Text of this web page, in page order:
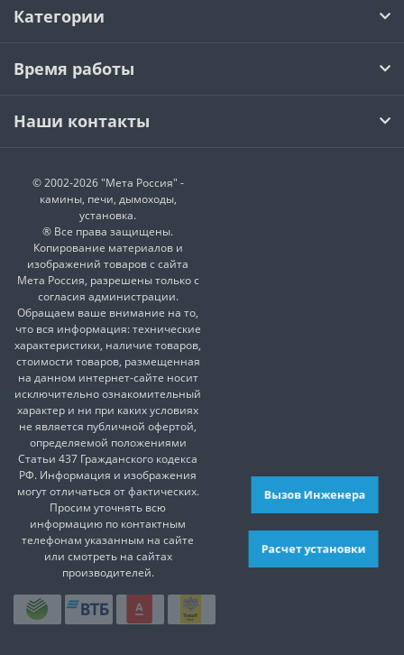
Категории
Время работы
Наши контакты
© 2002-2026 "Мета Россия" -
камины, печи, дымоходы,
установка.
® Все права защищены.
Копирование материалов и
изображений товаров с сайта
Мета Россия, разрешены только с
согласия администрации.
Обращаем ваше внимание на то,
что вся информация: технические
характеристики, наличие товаров,
стоимости товаров, размещенная
на данном интернет-сайте носит
исключительно ознакомительный
характер и ни при каких условиях
не является публичной офертой,
определяемой положениями
Статьи 437 Гражданского кодекса
РФ. Информация и изображения
могут отличаться от фактических.
Просим уточнять всю
информацию по контактным
телефонам указанным на сайте
или смотреть на сайтах
производителей.
Расчет установки
Вызов Инженера